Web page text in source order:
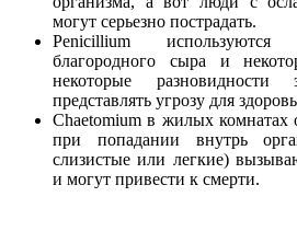
могут серьезно пострадать.
Penicillium
благородного сыра и
некоторые
представлять угрозу для
Chaetomium в жилых комнатах
при попадании внутрь
слизистые или легкие)
и могут привести к смерти.